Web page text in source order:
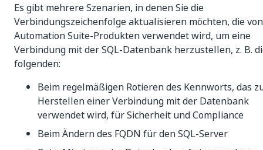
Es gibt mehrere Szenarien, in denen Sie die
Verbindungszeichenfolge aktualisieren möchten, die von
Automation Suite-Produkten verwendet wird, um eine
Verbindung mit der SQL-Datenbank herzustellen, z. B.
folgenden:
Beim regelmäßigen Rotieren des Kennworts, das
Herstellen einer Verbindung mit der Datenbank
verwendet wird, für Sicherheit und Compliance
Beim Ändern des FQDN für den SQL-Server